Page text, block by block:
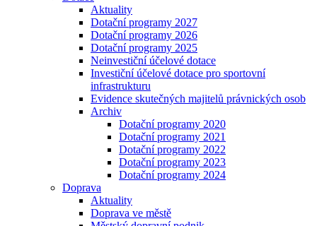
Aktuality
Dotační programy 2027
Dotační programy 2026
Dotační programy 2025
Neinvestiční účelové dotace
Investiční účelové dotace pro sportovní
infrastrukturu
Evidence skutečných majitelů právnických osob
Archiv
Dotační programy 2020
Dotační programy 2021
Dotační programy 2022
Dotační programy 2023
Dotační programy 2024
Doprava
Aktuality
Doprava ve městě